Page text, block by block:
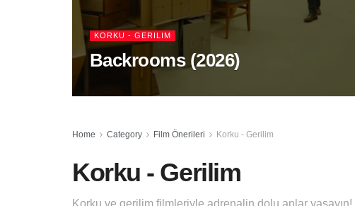
KORKU - GERILIM
Backrooms (2026)
Home Category Film Önerileri Korku - Gerilim
Korku - Gerilim